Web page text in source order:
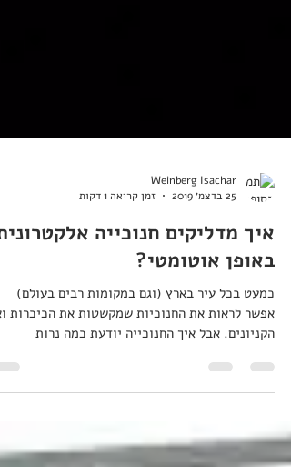
Weinberg Isachar
25 בדצמ׳ 2019
זמן קריאה 1 דקות
איך מדליקים חנוכייה
באופן אוטומטי?
כמעט בכל עיר בארץ (וגם במקומות רבים בעולם)
הקניונים. אבל איך החנוכייה יודעת כמה נרות
להדליק...